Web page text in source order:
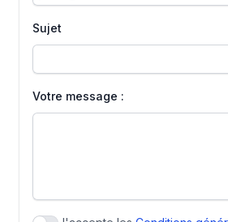
Sujet
Votre message :